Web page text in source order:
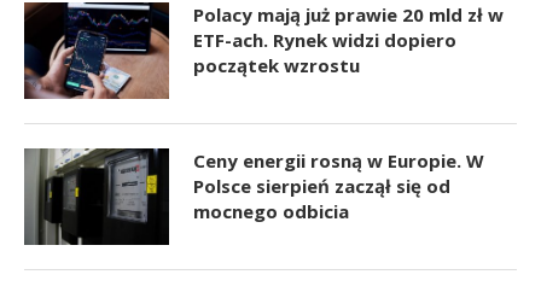
Polacy mają już prawie 20 mld zł w
ETF-ach. Rynek widzi dopiero
początek wzrostu
Ceny energii rosną w Europie. W
Polsce sierpień zaczął się od
mocnego odbicia